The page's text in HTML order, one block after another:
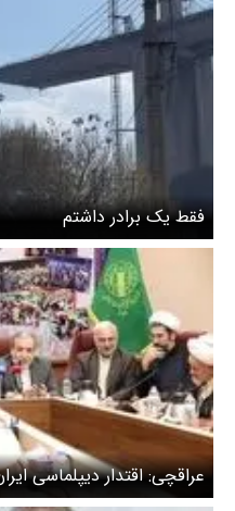
فقط یک برادر داشتم
عراقچی: اقتدار دیپلماسی